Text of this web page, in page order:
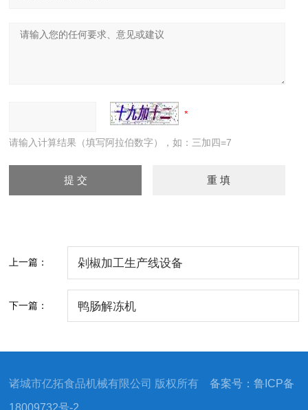
请输入计算结果（填写阿拉伯数字），如：三加四=7
上一篇： 剁椒加工生产线设备
下一篇： 鸭肠解冻机
诸城市亿拓食品机械有限公司 版权所有备案号：鲁ICP备
18009732号-2